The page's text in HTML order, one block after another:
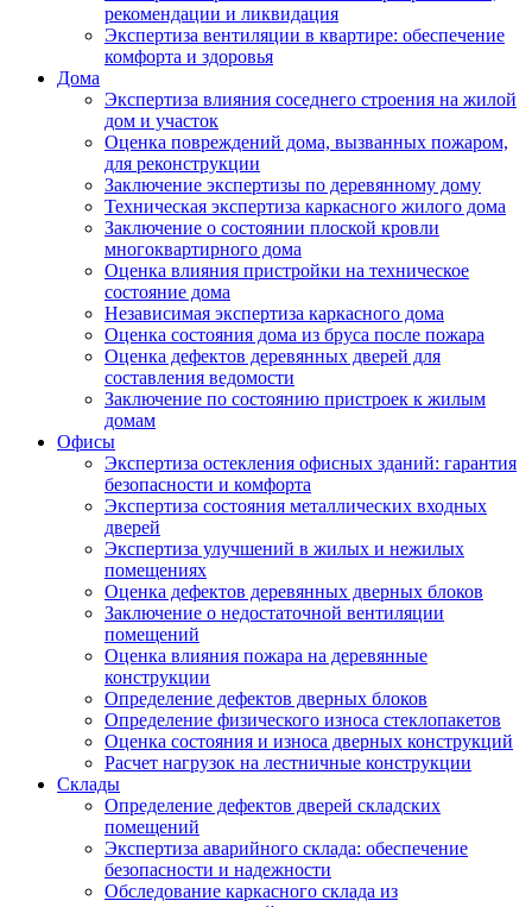
рекомендации и ликвидация
Экспертиза вентиляции в квартире: обеспечение
комфорта и здоровья
Дома
Экспертиза влияния соседнего строения на жилой
дом и участок
Оценка повреждений дома, вызванных пожаром,
для реконструкции
Заключение экспертизы по деревянному дому
Техническая экспертиза каркасного жилого дома
Заключение о состоянии плоской кровли
многоквартирного дома
Оценка влияния пристройки на техническое
состояние дома
Независимая экспертиза каркасного дома
Оценка состояния дома из бруса после пожара
Оценка дефектов деревянных дверей для
составления ведомости
Заключение по состоянию пристроек к жилым
домам
Офисы
Экспертиза остекления офисных зданий: гарантия
безопасности и комфорта
Экспертиза состояния металлических входных
дверей
Экспертиза улучшений в жилых и нежилых
помещениях
Оценка дефектов деревянных дверных блоков
Заключение о недостаточной вентиляции
помещений
Оценка влияния пожара на деревянные
конструкции
Определение дефектов дверных блоков
Определение физического износа стеклопакетов
Оценка состояния и износа дверных конструкций
Расчет нагрузок на лестничные конструкции
Склады
Определение дефектов дверей складских
помещений
Экспертиза аварийного склада: обеспечение
безопасности и надежности
Обследование каркасного склада из